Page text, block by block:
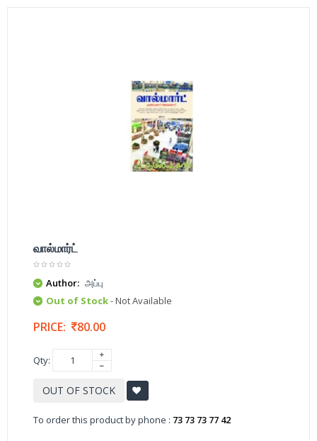
வால்மார்ட்
Author: அப்பு
Out of Stock- Not Available
PRICE: 80.00
Qty:
OUT OF STOCK
To order this product by phone : 73 73 73 77 42